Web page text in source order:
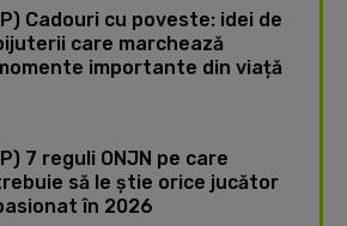
Cadouri cu poveste: idei de
care marchează
importante din viață
7 reguli ONJN pe care
să le știe orice jucător
în 2026